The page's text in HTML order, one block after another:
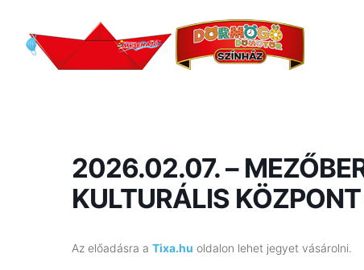
2026.02.07. –
KULTURÁLIS
Az előadásra a Tixa.hu oldalon lehet jegyet vásárolni.